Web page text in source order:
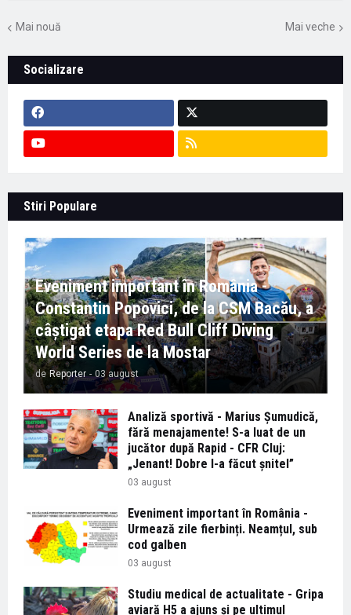
Mai nouă Mai veche
Socializare
Stiri Populare
Eveniment important în România -
Constantin Popovici, de la CSM Bacău, a
câștigat etapa Red Bull Cliff Diving
World Series de la Mostar
de Reporter - 03 august
Analiză sportivă - Marius Șumudică,
fără menajamente! S-a luat de un
jucător după Rapid - CFR Cluj:
„Jenant! Dobre l-a făcut șnitel”
03 august
Eveniment important în România -
Urmează zile fierbinți. Neamțul, sub
cod galben
03 august
Studiu medical de actualitate - Gripa
aviară H5 a ajuns și pe ultimul